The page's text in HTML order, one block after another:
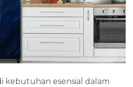
kebutuhan esensial dalam